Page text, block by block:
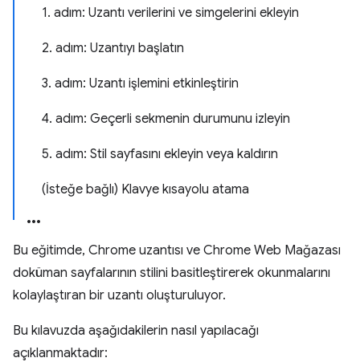
1. adım: Uzantı verilerini ve simgelerini ekleyin
2. adım: Uzantıyı başlatın
3. adım: Uzantı işlemini etkinleştirin
4. adım: Geçerli sekmenin durumunu izleyin
5. adım: Stil sayfasını ekleyin veya kaldırın
(İsteğe bağlı) Klavye kısayolu atama
Bu eğitimde, Chrome uzantısı ve Chrome Web Mağazası
doküman sayfalarının stilini basitleştirerek okunmalarını
kolaylaştıran bir uzantı oluşturuluyor.
Bu kılavuzda aşağıdakilerin nasıl yapılacağı
açıklanmaktadır: